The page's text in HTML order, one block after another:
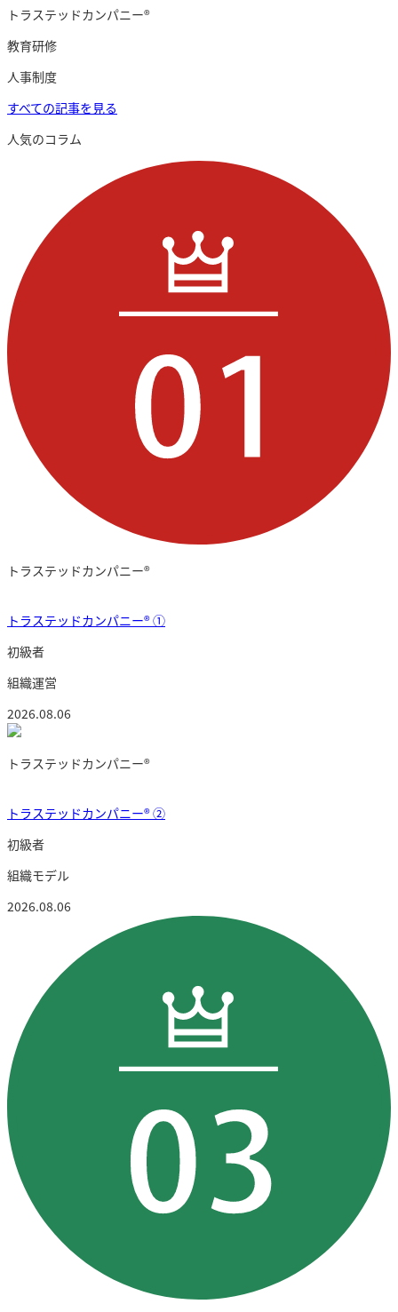
トラステッドカンパニー®︎
教育研修
人事制度
すべての記事を見る
人気のコラム
トラステッドカンパニー®︎
トラステッドカンパニー®️ ①
初級者
組織運営
2026.08.06
トラステッドカンパニー®︎
トラステッドカンパニー®︎ ②
初級者
組織モデル
2026.08.06